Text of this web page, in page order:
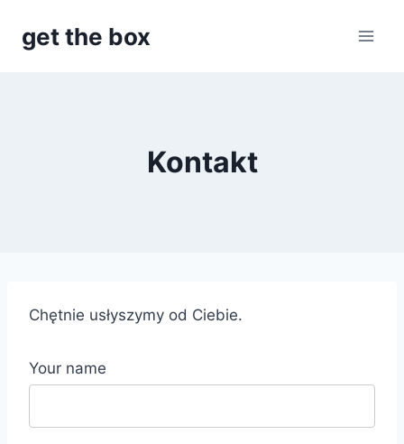
get the box
Kontakt
Chętnie usłyszymy od Ciebie.
Your name